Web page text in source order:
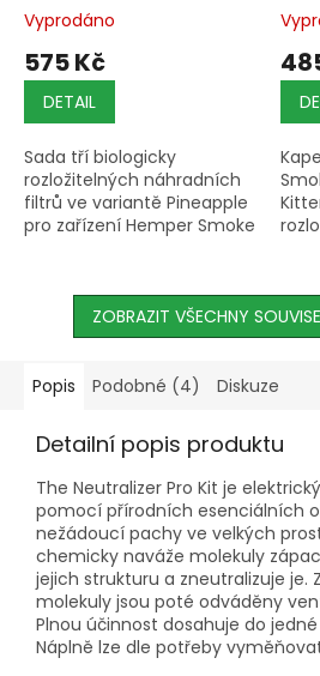
Vyprodáno
575 Kč
DETAIL
Sada tří biologicky
rozložitelných náhradních
filtrů ve variantě Pineapple
pro zařízení Hemper Smoke
ZOBRAZIT VŠECHNY
Popis Podobné (4) Diskuze
Detailní popis produktu
The Neutralizer Pro Kit je
pomocí přírodních esenciálních
nežádoucí pachy ve velkých
chemicky naváže molekuly
jejich strukturu a zneutralizuje je.
molekuly jsou poté odváděny
Plnou účinnost dosahuje do
Náplně lze dle potřeby